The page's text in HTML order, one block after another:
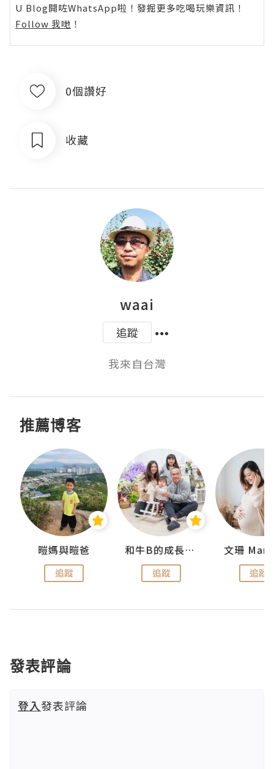
U Blog開咗WhatsApp啦！發掘更多吃喝玩樂資訊！
Follow 我哋 ！
0個讚好
收藏
waai
追蹤
我來自台灣
推薦博客
暟媽與暟爸
追蹤
和牛B的成長日記
追蹤
文珊
追蹤
發表評論
登入發表評論